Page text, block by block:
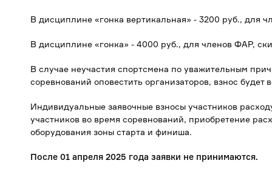
В дисциплине «гонка вертикальная» - 3200 руб., для
В дисциплине «гонка» - 4000 руб., для членов ФАР,
В случае неучастия спортсмена по уважительным
соревнований оповестить организаторов, взнос будет
Индивидуальные заявочные взносы участников
участников во время соревнований, приобретение
оборудования зоны старта и финиша.
После 01 апреля 2025 года заявки не принимаются.